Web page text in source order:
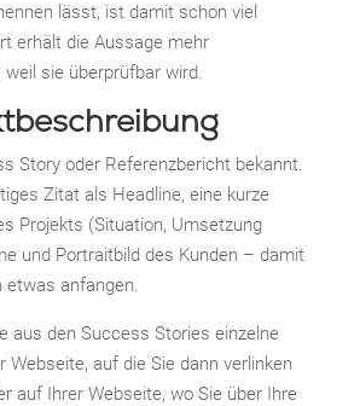
lässt, ist damit schon viel
erhält die Aussage mehr
weil sie überprüfbar wird.
Story oder Referenzbericht bekannt.
Zitat als Headline, eine kurze
Projekts (Situation, Umsetzung
und Portraitbild des Kunden – damit
etwas anfangen.
aus den Success Stories einzelne
Webseite, auf die Sie dann verlinken
auf Ihrer Webseite, wo Sie über Ihre